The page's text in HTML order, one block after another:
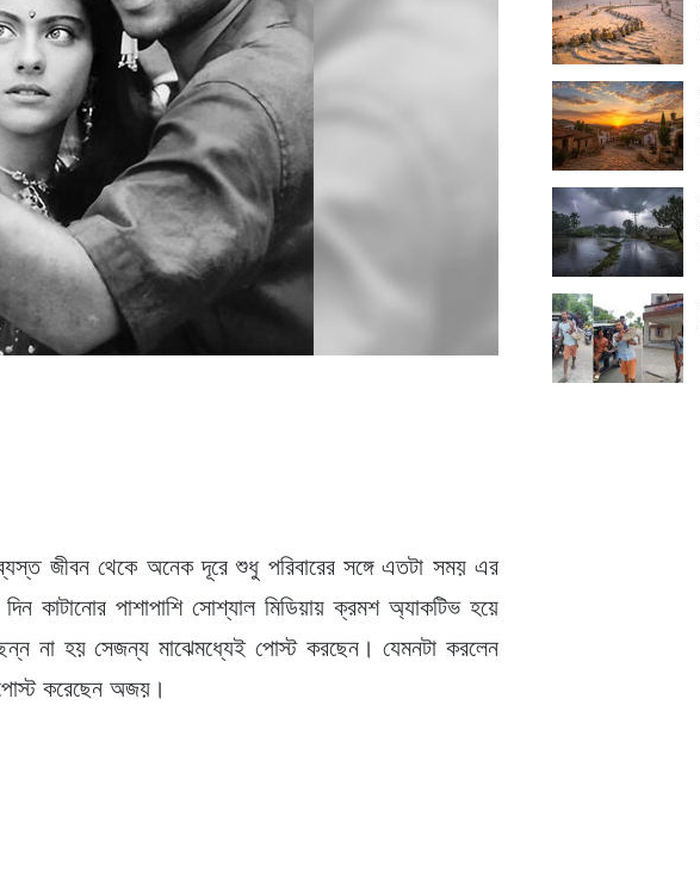
ব্যস্ত জীবন থেকে অনেক দূরে শুধু পরিবারের সঙ্গে এতটা সময় এর
কাটানোর পাশাপাশি সোশ্যাল মিডিয়ায় ক্রমশ অ্যাকটিভ হয়ে
না হয় সেজন্য মাঝেমধ্যেই পোস্ট করছেন। যেমনটা করলেন
করেছেন অজয়।